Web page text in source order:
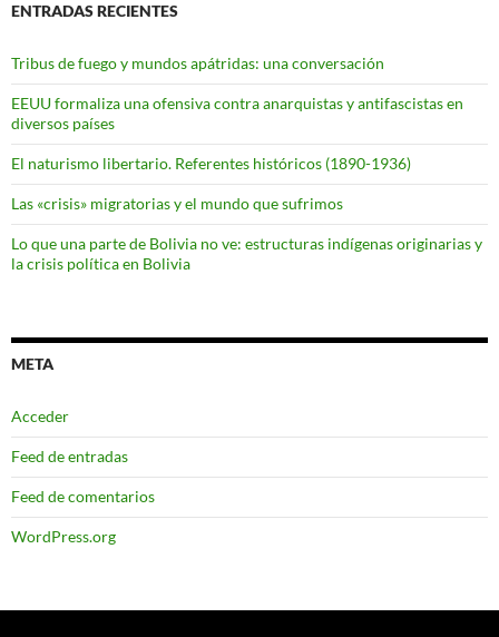
ENTRADAS RECIENTES
Tribus de fuego y mundos apátridas: una conversación
EEUU formaliza una ofensiva contra anarquistas y antifascistas en
diversos países
El naturismo libertario. Referentes históricos (1890-1936)
Las «crisis» migratorias y el mundo que sufrimos
Lo que una parte de Bolivia no ve: estructuras indígenas originarias y
la crisis política en Bolivia
META
Acceder
Feed de entradas
Feed de comentarios
WordPress.org